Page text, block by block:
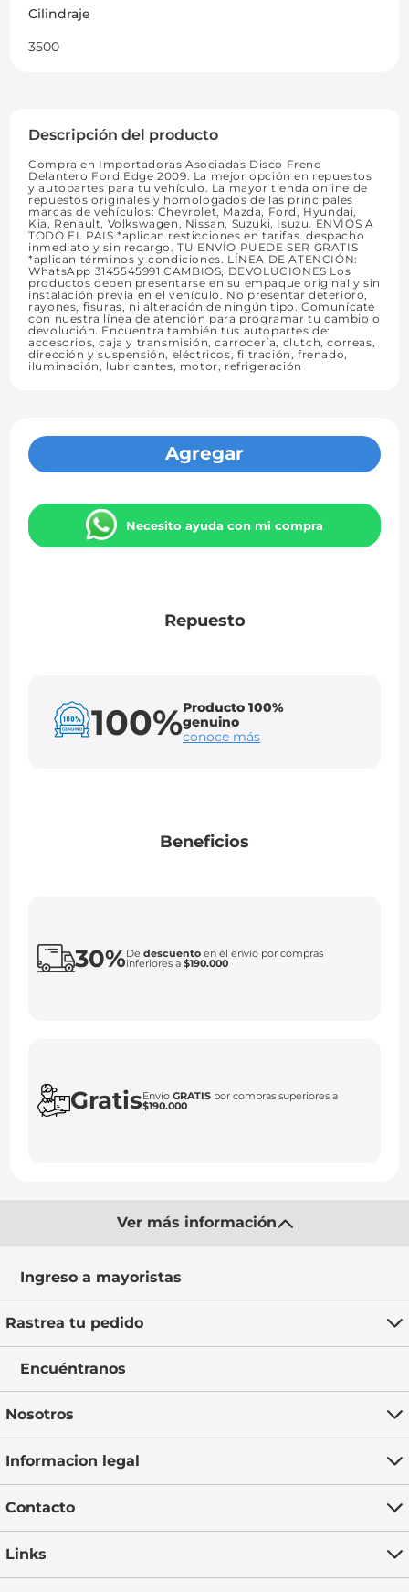
Cilindraje
3500
Descripción del producto
Compra en Importadoras Asociadas Disco Freno
Delantero Ford Edge 2009. La mejor opción en repuestos
y autopartes para tu vehículo. La mayor tienda online de
repuestos originales y homologados de las principales
marcas de vehículos: Chevrolet, Mazda, Ford, Hyundai,
Kia, Renault, Volkswagen, Nissan, Suzuki, Isuzu. ENVÍOS A
TODO EL PAIS *aplican resticciones en tarifas. despacho
inmediato y sin recargo. TU ENVÍO PUEDE SER GRATIS
*aplican términos y condiciones. LÍNEA DE ATENCIÓN:
WhatsApp 3145545991 CAMBIOS, DEVOLUCIONES Los
productos deben presentarse en su empaque original y sin
instalación previa en el vehículo. No presentar deterioro,
rayones, fisuras, ni alteración de ningún tipo. Comunícate
con nuestra línea de atención para programar tu cambio o
devolución. Encuentra también tus autopartes de:
accesorios, caja y transmisión, carrocería, clutch, correas,
dirección y suspensión, eléctricos, filtración, frenado,
iluminación, lubricantes, motor, refrigeración
Agregar
Necesito ayuda con mi compra
Repuesto
100%Producto 100%
genuino
conoce más
Beneficios
30%Dedescuento en el envío por compras
inferiores a$190.000
GratisEnvíoGRATIS por compras superiores a
$190.000
Ver más información
Ingreso a mayoristas
Rastrea tu pedido
Encuéntranos
Nosotros
Informacion legal
Contacto
Links